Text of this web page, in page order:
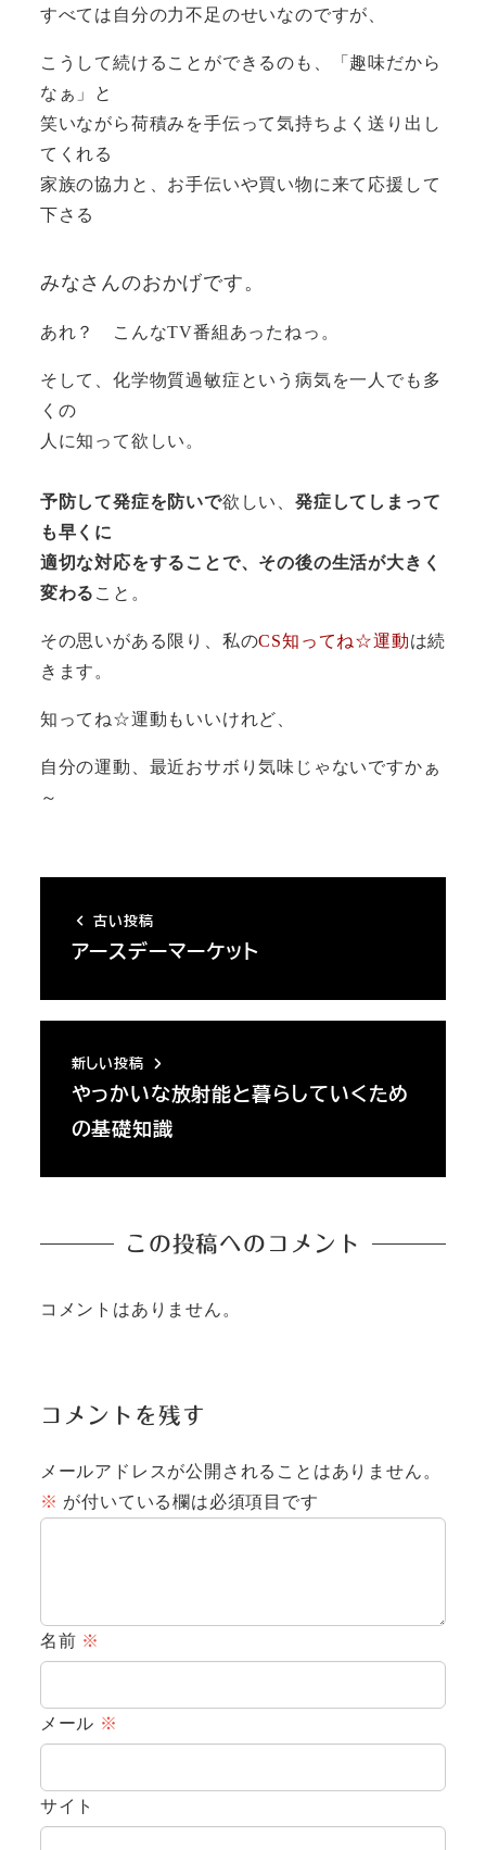
すべては自分の力不足のせいなのですが、
こうして続けることができるのも、「趣味だから
なぁ」と
笑いながら荷積みを手伝って気持ちよく送り出し
てくれる
家族の協力と、お手伝いや買い物に来て応援して
下さる
みなさんのおかげです。
あれ？ こんなTV番組あったねっ。
そして、化学物質過敏症という病気を一人でも多
くの
人に知って欲しい。
予防して発症を防いで欲しい、 発症してしまって
も早くに
適切な対応をすることで、その後の生活が大きく
変わる こと。
その思いがある限り、私のCS知ってね☆運動は続
きます。
知ってね☆運動もいいけれど、
自分の運動、最近おサボり気味じゃないですかぁ
～
古い投稿
アースデーマーケット
新しい投稿
やっかいな放射能と暮らしていくため
の基礎知識
この投稿へのコメント
コメントはありません。
コメントを残す
メールアドレスが公開されることはありません。
※ が付いている欄は必須項目です
名前 ※
メール ※
サイト